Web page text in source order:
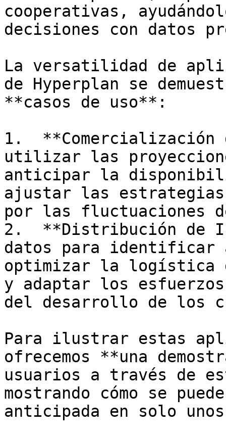
cooperativas,
decisiones con datos
La versatilidad de
de Hyperplan se
**casos de uso**:
1.  **Comercialización
utilizar las
anticipar la
ajustar las estrategias
por las fluctuaciones
2.  **Distribución de
datos para identificar
optimizar la logística
y adaptar los
del desarrollo de los
Para ilustrar estas
ofrecemos **una
usuarios a través de
mostrando cómo se
anticipada en solo